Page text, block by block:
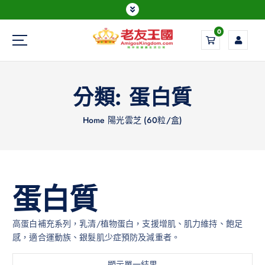
Everything is possible
0
分類: 蛋白質
Home 陽光雲芝 (60粒/盒)
蛋白質
高蛋白補充系列，乳清/植物蛋白，支援增肌、肌力維持、飽足
感，適合運動族、銀髮肌少症預防及減重者。